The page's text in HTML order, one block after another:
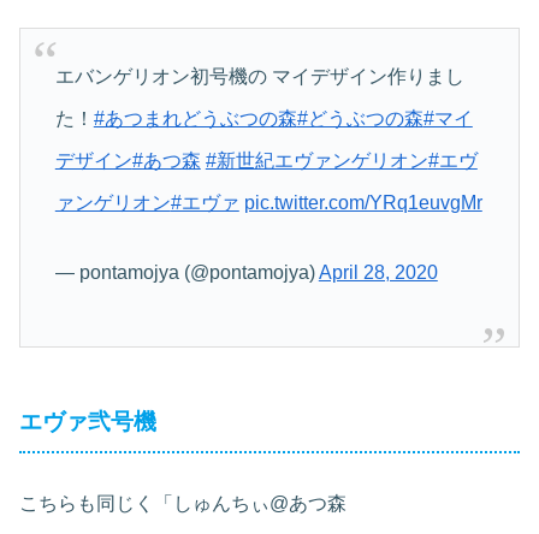
エバンゲリオン初号機の マイデザイン作りまし
た！ #あつまれどうぶつの森#どうぶつの森#マイ
デザイン#あつ森 #新世紀エヴァンゲリオン#エヴ
ァンゲリオン#エヴァ pic.twitter.com/YRq1euvgMr
— pontamojya (@pontamojya)April 28, 2020
エヴァ弐号機
こちらも同じく「しゅんちぃ@あつ森